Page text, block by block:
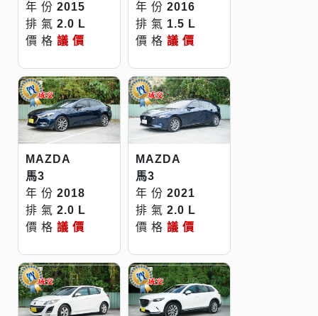
年 份 2015
排 氣 2.0 L
價 格 議 價
年 份 2016
排 氣 1.5 L
價 格 議 價
MAZDA
馬3
年 份 2018
排 氣 2.0 L
價 格 議 價
MAZDA
馬3
年 份 2021
排 氣 2.0 L
價 格 議 價